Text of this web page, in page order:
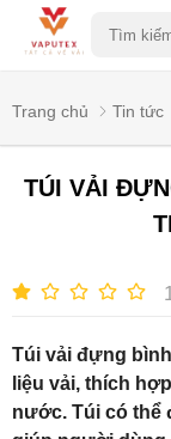
Trang chủ Tin tức
TÚI VẢI
Túi vải đựng
liệu vải, thích
nước. Túi có thể